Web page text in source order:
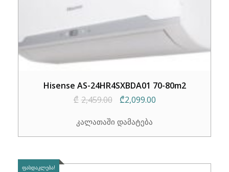
Hisense AS-24HR4SXBDA01 70-80m2
₾ 2,459.00
Original
was:
₾2,099.00Current
კალათაში დამატება
ᲤᲐᲡᲓᲐᲙᲚᲔᲑᲐ!